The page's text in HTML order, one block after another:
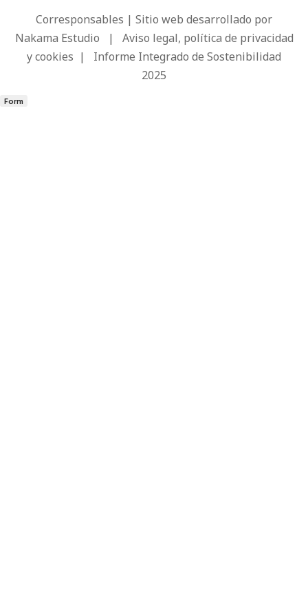
Corresponsables | Sitio web desarrollado por
Nakama Estudio | Aviso legal, política de privacidad
y cookies | Informe Integrado de Sostenibilidad
2025
Form